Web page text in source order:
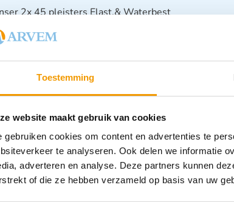
Toestemming
website maakt gebruik van cookies
gebruiken cookies om content en advertenties te
te analyseren. Ook delen we informatie
adverteren en analyse. Deze partners kunnen
of die ze hebben verzameld op basis van uw
2x 45 pleisters Elast.& Waterbest